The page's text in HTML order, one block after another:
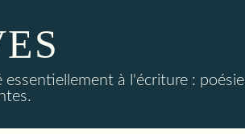
à l'écriture : poésie